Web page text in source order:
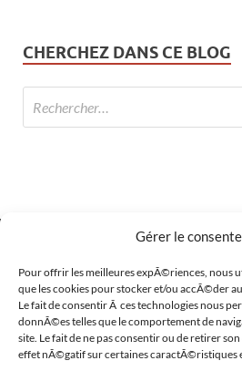
Gérer le
Pour offrir les meilleures expÃ©riences, nous
que les cookies pour stocker et/ou accÃ©der
Le fait de consentir Ã ces technologies nous
donnÃ©es telles que le comportement de
site. Le fait de ne pas consentir ou de retirer
effet nÃ©gatif sur certaines caractÃ©ristiques
CHERCHEZ DANS CE BLOG
MÉTA
Connexion
Flux des publications